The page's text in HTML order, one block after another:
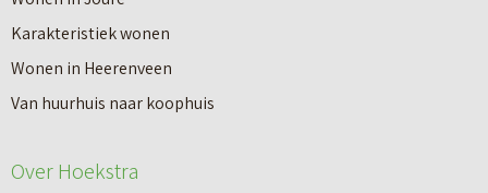
i
j
f
p
e
d
r
j
Karakteristiek wonen
Wonen in Heerenveen
Van huurhuis naar koophuis
Over Hoekstra